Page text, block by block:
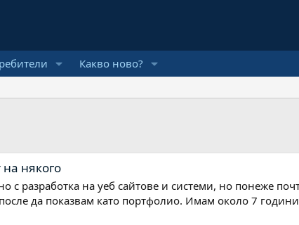
Какво ново?
някого
с разработка на уеб сайтове и системи, но понеже
да показвам като портфолио. Имам около 7